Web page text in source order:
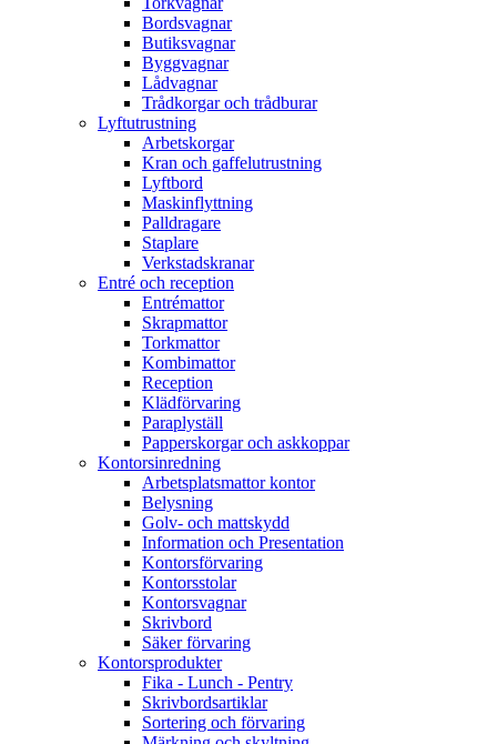
Bordsvagnar
Butiksvagnar
Byggvagnar
Lådvagnar
Trådkorgar och trådburar
Lyftutrustning
Arbetskorgar
Kran och gaffelutrustning
Lyftbord
Maskinflyttning
Palldragare
Staplare
Verkstadskranar
Entré och reception
Entrémattor
Skrapmattor
Torkmattor
Kombimattor
Reception
Klädförvaring
Paraplyställ
Papperskorgar och askkoppar
Kontorsinredning
Arbetsplatsmattor kontor
Belysning
Golv- och mattskydd
Information och Presentation
Kontorsförvaring
Kontorsstolar
Kontorsvagnar
Skrivbord
Säker förvaring
Kontorsprodukter
Fika - Lunch - Pentry
Skrivbordsartiklar
Sortering och förvaring